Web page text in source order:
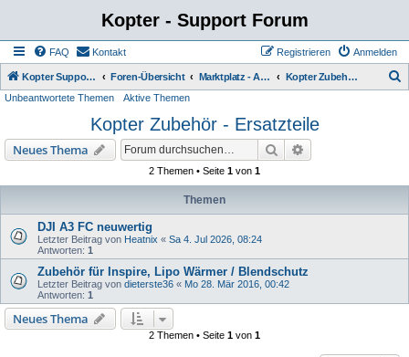
Kopter - Support Forum
FAQ Kontakt Anmelden
Registrieren
Kopter Support - von Anwendern für Anwender. Foren-Übersicht Marktplatz - Angebote von Usern Kopter Zubehör - Ersatzteile
Unbeantwortete Themen Aktive Themen
Kopter Zubehör - Ersatzteile
Neues Thema Suche
2 Themen • Seite 1 von 1
Themen
DJI A3 FC neuwertig
Letzter Beitrag von Heatnix « Sa 4. Jul 2026, 08:24
Antworten: 1
Zubehör für Inspire, Lipo Wärmer / Blendschutz
Letzter Beitrag von dieterste36 « Mo 28. Mär 2016, 00:42
Antworten: 1
Neues Thema
2 Themen • Seite 1 von 1